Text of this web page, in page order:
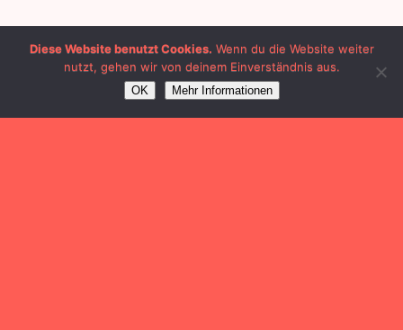
Diese Website benutzt Cookies. Wenn du die Website weiter
nutzt, gehen wir von deinem Einverständnis aus.
OK Mehr Informationen